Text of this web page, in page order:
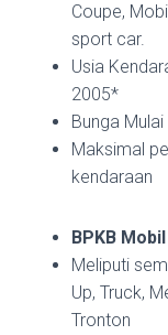
Coupe,
sport car.
Usia
2005*
Bunga
Maksimal
kendaraan
BPKB
Meliputi
Up, Truck,
Tronton